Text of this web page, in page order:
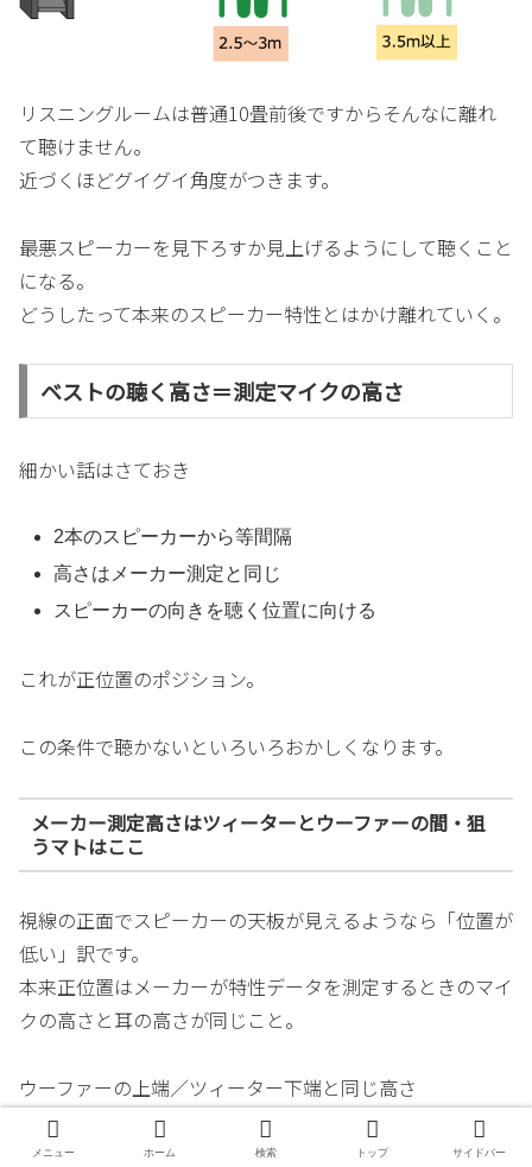
リスニングルームは普通10畳前後ですからそんなに離れ
て聴けません。
近づくほどグイグイ角度がつきます。
最悪スピーカーを見下ろすか見上げるようにして聴くこと
になる。
どうしたって本来のスピーカー特性とはかけ離れていく。
ベストの聴く高さ＝測定マイクの高さ
細かい話はさておき
2本のスピーカーから等間隔
高さはメーカー測定と同じ
スピーカーの向きを聴く位置に向ける
これが正位置のポジション。
この条件で聴かないといろいろおかしくなります。
メーカー測定高さはツィーターとウーファーの間・狙
うマトはここ
視線の正面でスピーカーの天板が見えるようなら「位置が
低い」訳です。
本来正位置はメーカーが特性データを測定するときのマイ
クの高さと耳の高さが同じこと。
ウーファーの上端／ツィーター下端と同じ高さ
このあたりが正位置です。
メニュー ホーム 検索 トップ サイドバー